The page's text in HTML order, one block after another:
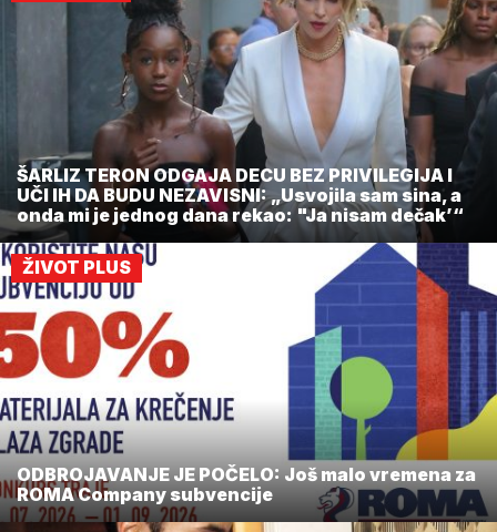
ŠARLIZ TERON ODGAJA DECU BEZ PRIVILEGIJA I
UČI IH DA BUDU NEZAVISNI: „Usvojila sam sina, a
onda mi je jednog dana rekao: "Ja nisam dečak’“
ŽIVOT PLUS
ODBROJAVANJE JE POČELO: Još malo vremena za
ROMA Company subvencije